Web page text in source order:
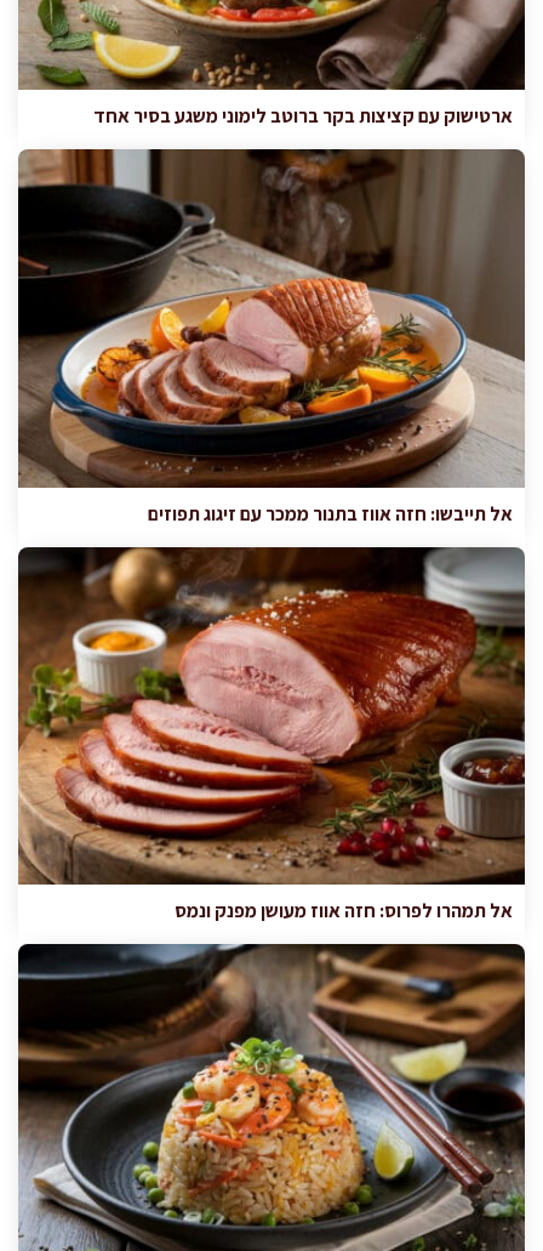
ארטישוק עם קציצות בקר ברוטב לימוני משגע בסיר אחד
אל תייבשו: חזה אווז בתנור ממכר עם זיגוג תפוזים
אל תמהרו לפרוס: חזה אווז מעושן מפנק ונמס